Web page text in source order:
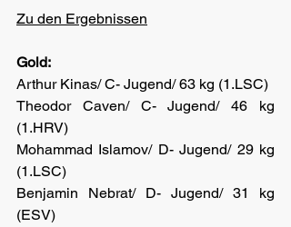
Zu den Ergebnissen
Gold:
Arthur Kinas/ C- Jugend/ 63 kg (1.LSC)
Theodor Caven/ C- Jugend/ 46 kg
(1.HRV)
Mohammad Islamov/ D- Jugend/ 29 kg
(1.LSC)
Benjamin Nebrat/ D- Jugend/ 31 kg
(ESV)